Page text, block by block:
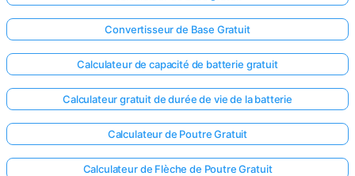
Convertisseur de Base Gratuit
Calculateur de capacité de batterie gratuit
Calculateur gratuit de durée de vie de la batterie
Calculateur de Poutre Gratuit
Calculateur de Flèche de Poutre Gratuit